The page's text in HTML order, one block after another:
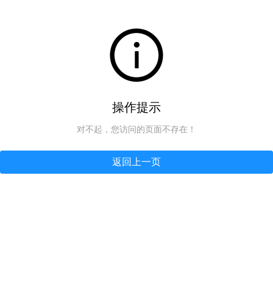
操作提示
对不起，您访问的页面不存在！
返回上一页